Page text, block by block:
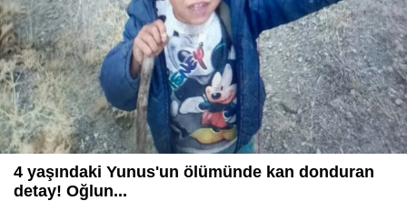
4 yaşındaki Yunus'un ölümünde kan donduran
detay! Oğlun...